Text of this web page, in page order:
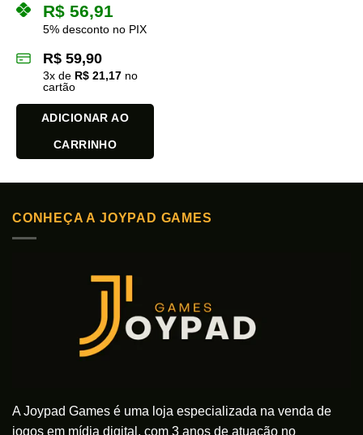
R$ 56,91
5% desconto no PIX
R$ 59,90
3x de R$ 21,17 no
cartão
ADICIONAR AO
CARRINHO
CONHEÇA A JOYPAD GAMES
A Joypad Games é uma loja especializada na venda de
jogos em mídia digital, com 3 anos de atuação no